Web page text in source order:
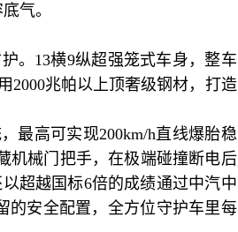
气。
。13横9纵超强笼式车身， 整车
2000兆帕以上顶奢级钢材， 打造
最高可实现200km/h直线爆胎稳
机械门把手，在极端碰撞断电后
以超越国标6倍的成绩通过中汽中
的安全配置， 全方位守护车里每